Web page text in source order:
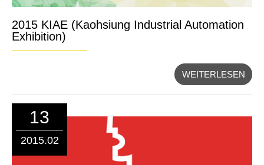
2015 KIAE (Kaohsiung Industrial Automation
Exhibition)
WEITERLESEN
13
2015.02